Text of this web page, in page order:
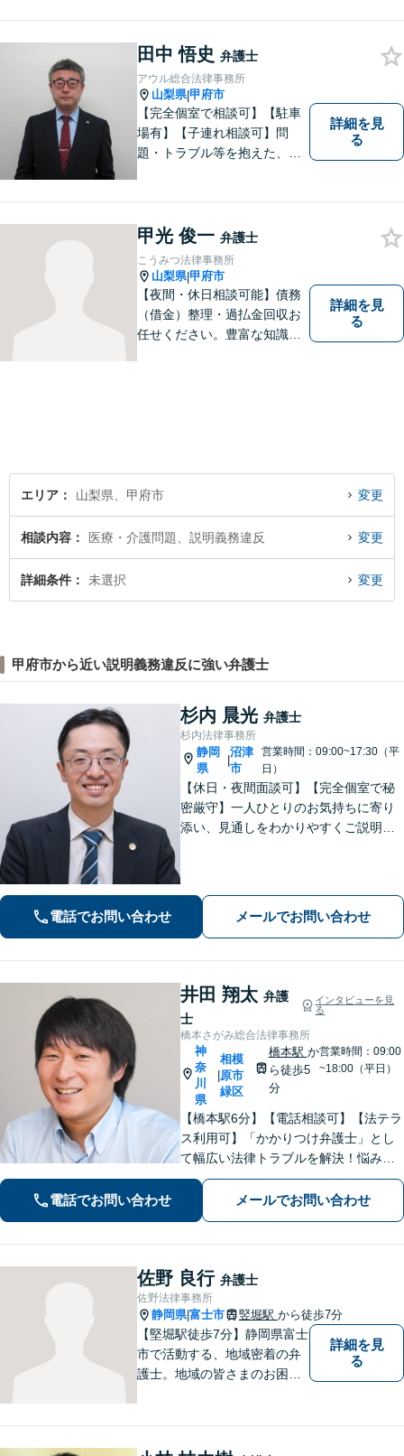
田中 悟史 弁護士
アウル総合法律事務所
山梨県|甲府市
【完全個室で相談可】【駐車
場有】【子連れ相談可】問
題・トラブル等を抱えた、ま
分析し、解決に向けてどのよ
うな方法・手段を取ることが
良いのか等を助言させていた
だきます。
詳細を見
る
甲光 俊一 弁護士
こうみつ法律事務所
山梨県|甲府市
【夜間・休日相談可能】債務
（借金）整理・過払金回収お
任せください。豊富な知識・
詳細を見
る
エリア 山梨県、甲府市 変更
相談内容 医療・介護問題、説明義務違反 変更
詳細条件 未選択 変更
甲府市から近い説明義務違反に強い弁護士
杉内 晨光 弁護士
杉内法律事務所
静岡
県
|
沼津
市
営業時間：09:00~17:30（平
日）
【休日・夜間面談可】【完全個室で秘
密厳守】一人ひとりのお気持ちに寄り
添い、見通しをわかりやすくご説明。
電話でお問い合わせ メールでお問い合わせ
井田 翔太 弁護
士
インタビューを見
る
橋本さがみ総合法律事務所
神
奈
川
県
相模
原市
緑区
橋本駅 か
ら徒歩5
分
営業時間：09:00
~18:00（平日）
【橋本駅6分】【電話相談可】【法テラ
ス利用可】「かかりつけ弁護士」とし
て幅広い法律トラブルを解決！悩みに
寄り添いながら、誠実な対応を心がけ
ております「粘り強い交渉とフットワ
ークの軽さが強み」男性・女性弁護士
電話でお問い合わせ メールでお問い合わせ
佐野 良行 弁護士
佐野法律事務所
静岡県|富士市 竪堀駅 から徒歩7分
【堅堀駅徒歩7分】静岡県富士
市で活動する、地域密着の弁
護士。地域の皆さまのお困り
問題に対応可能です。お気軽
詳細を見
る